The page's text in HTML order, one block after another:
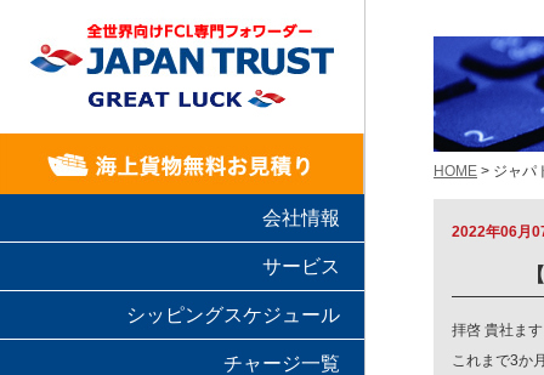
会社情報
サービス
シッピングスケジュール
チャージ一覧
HOME > ジャパ
2022年06月
拝啓 貴社ま
これまで3か